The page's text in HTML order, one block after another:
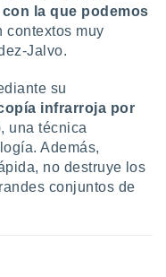
la que podemos
contextos muy
Jalvo.
su
infrarroja por
una técnica
Además,
no destruye los
conjuntos de